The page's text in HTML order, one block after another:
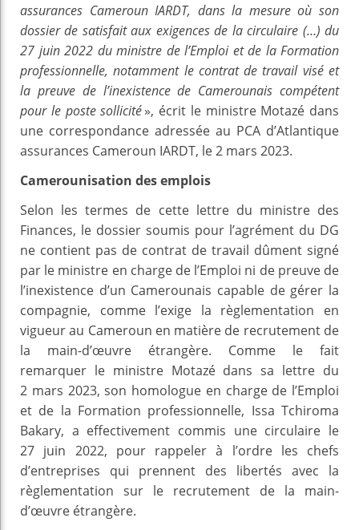
assurances Cameroun IARDT, dans la mesure où son
dossier de satisfait aux exigences de la circulaire (…) du
27 juin 2022 du ministre de l’Emploi et de la Formation
professionnelle, notamment le contrat de travail visé et
la preuve de l’inexistence de Camerounais compétent
pour le poste sollicité», écrit le ministre Motazé dans
une correspondance adressée au PCA d’Atlantique
assurances Cameroun IARDT, le 2 mars 2023.
Camerounisation des emplois
Selon les termes de cette lettre du ministre des
Finances, le dossier soumis pour l’agrément du DG
ne contient pas de contrat de travail dûment signé
par le ministre en charge de l’Emploi ni de preuve de
l’inexistence d’un Camerounais capable de gérer la
compagnie, comme l’exige la règlementation en
vigueur au Cameroun en matière de recrutement de
la main-d’œuvre étrangère. Comme le fait
remarquer le ministre Motazé dans sa lettre du
2 mars 2023, son homologue en charge de l’Emploi
et de la Formation professionnelle, Issa Tchiroma
Bakary, a effectivement commis une circulaire le
27 juin 2022, pour rappeler à l’ordre les chefs
d’entreprises qui prennent des libertés avec la
règlementation sur le recrutement de la main-
d’œuvre étrangère.